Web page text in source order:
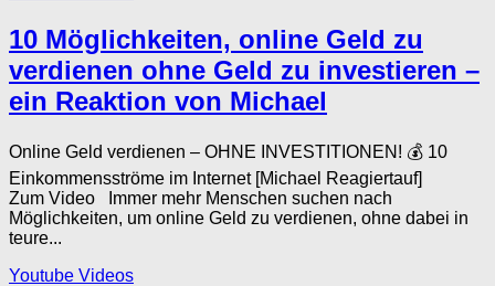
10 Möglichkeiten, online Geld zu
verdienen ohne Geld zu investieren –
ein Reaktion von Michael
Online Geld verdienen – OHNE INVESTITIONEN! 💰 10
Einkommensströme im Internet [Michael Reagiertauf]
Zum Video Immer mehr Menschen suchen nach
Möglichkeiten, um online Geld zu verdienen, ohne dabei in
teure...
Youtube Videos